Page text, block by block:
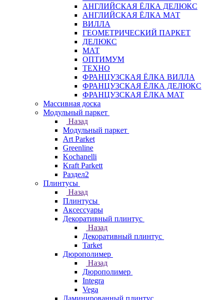
АНГЛИЙСКАЯ ЁЛКА ДЕЛЮКС
АНГЛИЙСКАЯ ЁЛКА МАТ
ВИЛЛА
ГЕОМЕТРИЧЕСКИЙ ПАРКЕТ
ДЕЛЮКС
МАТ
ОПТИМУМ
ТЕХНО
ФРАНЦУЗСКАЯ ЁЛКА ВИЛЛА
ФРАНЦУЗСКАЯ ЁЛКА ДЕЛЮКС
ФРАНЦУЗСКАЯ ЁЛКА МАТ
Массивная доска
Модульный паркет
Назад
Модульный паркет
Art Parket
Greenline
Kochanelli
Kraft Parkett
Раздел2
Плинтусы
Назад
Плинтусы
Аксессуары
Декоративный плинтус
Назад
Декоративный плинтус
Tarket
Дюрополимер
Назад
Дюрополимер
Integra
Vega
Ламинированный плинтус